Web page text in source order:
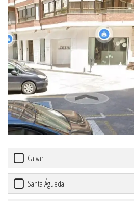
Calvari
Santa Águeda